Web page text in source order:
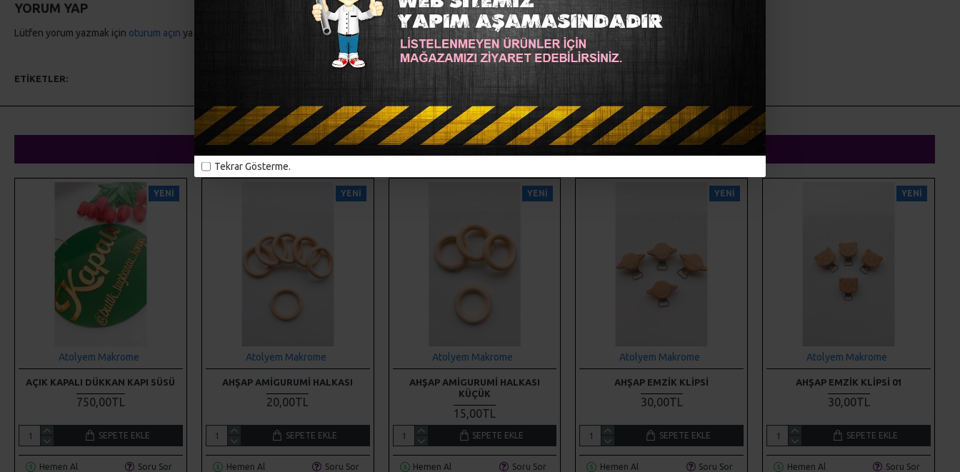
Tekrar Gösterme.
YORUM YAP
Lütfen yorum yazmak için oturum açın ya da
ETIKETLER:
YENI
Atolyem Makrome
AÇIK KAPALI DÜKKAN KAPI SÜSÜ
750,00TL
SEPETE EKLE
Hemen Al Soru Sor
YENI
Atolyem Makrome
AHŞAP AMIGURUMI HALKASI
20,00TL
SEPETE EKLE
Hemen Al Soru Sor
YENI
Atolyem Makrome
AHŞAP AMIGURUMI HALKASI
KÜÇÜK
15,00TL
SEPETE EKLE
Hemen Al Soru Sor
YENI
Atolyem Makrome
AHŞAP EMZIK KLIPSI
30,00TL
SEPETE EKLE
Hemen Al Soru Sor
YENI
Atolyem Makrome
AHŞAP EMZIK KLIPSI 01
30,00TL
SEPETE EKLE
Hemen Al Soru Sor